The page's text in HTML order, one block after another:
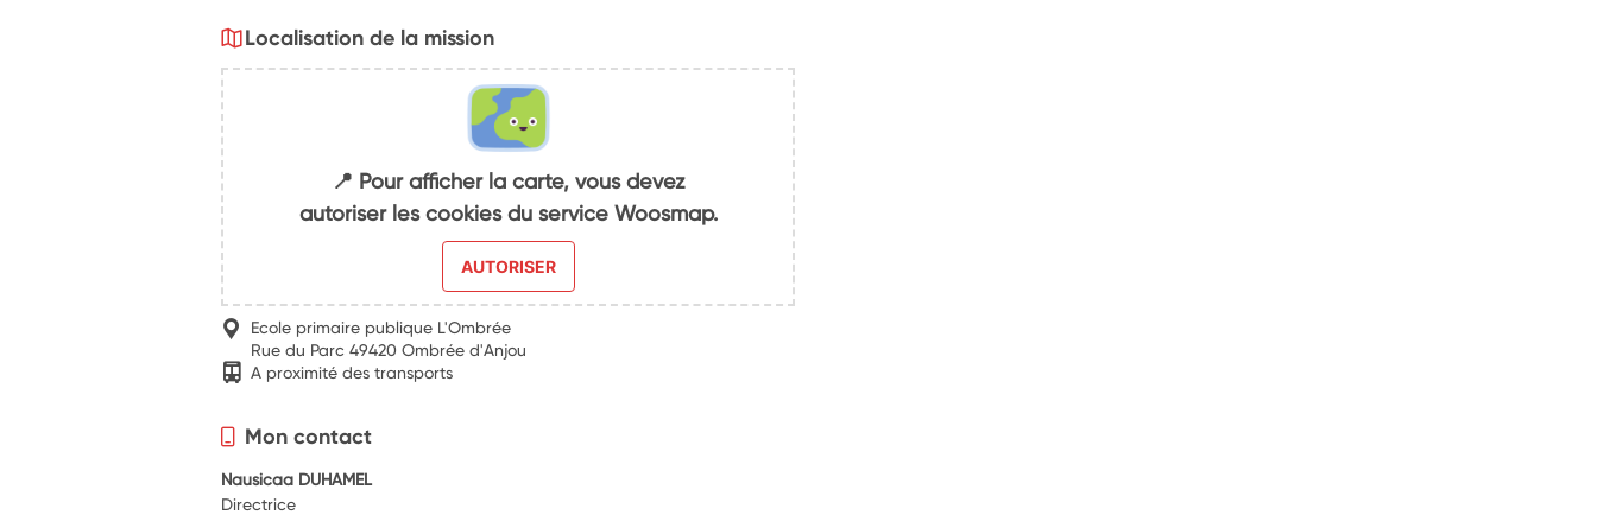
Localisation de la mission
📍 Pour afficher la carte, vous devez
autoriser les cookies du service Woosmap.
AUTORISER
Ecole primaire publique L'Ombrée
Rue du Parc 49420 Ombrée d'Anjou
A proximité des transports
Mon contact
Nausicaa DUHAMEL
Directrice